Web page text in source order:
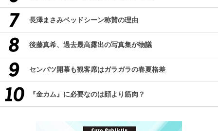
長澤まさみベッドシーン称賛の理由
後藤真希、過去最高露出の写真集が物議
センバツ開幕も観客席はガラガラの春夏格差
『金カム』に必要なのは顔より筋肉？